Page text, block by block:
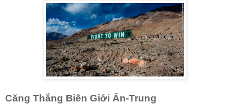
Căng Thẳng Biên Giới Ấn-Trung